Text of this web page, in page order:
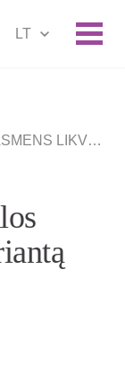
LT
STABDYMAS? KURĮ VARIANTĄ PASIRINKTI.